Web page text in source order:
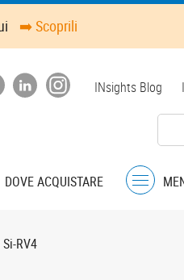
➡️ Scoprili
Top
INsights Blog
DOVE ACQUISTARE
Menu
RV4